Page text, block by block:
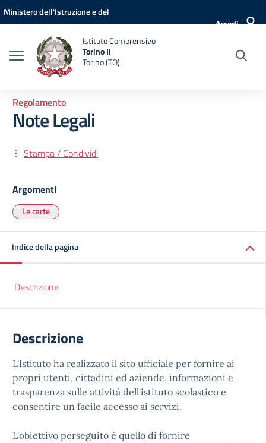
Vai ai contenuti
Vai al menu di navigazione
Vai al footer
Ministero dell'Istruzione e del
Accedi
Istituto Comprensivo
Torino II
Torino (TO)
Regolamento
Note Legali
Stampa / Condividi
Argomenti
Le carte
Indice della pagina
Descrizione
Descrizione
L'Istituto ha realizzato il sito ufficiale per fornire ai
propri utenti, cittadini ed aziende, informazioni e
trasparenza sulle attività dell'istituto scolastico e
consentire un facile accesso ai servizi.
L'obiettivo perseguito è quello di fornire